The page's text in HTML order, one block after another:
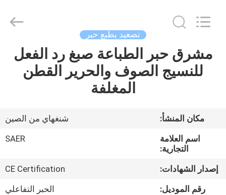
منزل
أشرطة
فيديو
حول
Supplier
Reserved.
تصعيد يطبع حبر
مشرق حبر الطباعة صبغ رد الفعل
للنسيج الصوف والحرير القطن
المغلفة
مكان المنشأ:
شنغهاي من الصين
اسم العلامة
التجارية:
SAER
إصدار الشهادات:
CE Certification
رقم الموديل:
الحبر التفاعلي